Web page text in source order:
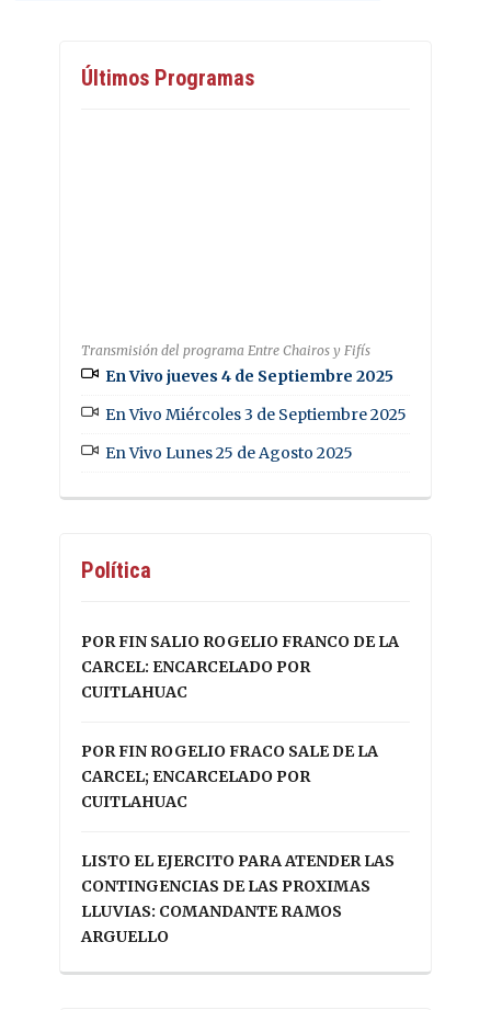
Últimos Programas
Transmisión del programa Entre Chairos y Fifís
En Vivo jueves 4 de Septiembre 2025
En Vivo Miércoles 3 de Septiembre 2025
En Vivo Lunes 25 de Agosto 2025
Política
POR FIN SALIO ROGELIO FRANCO DE LA
CARCEL: ENCARCELADO POR
CUITLAHUAC
POR FIN ROGELIO FRACO SALE DE LA
CARCEL; ENCARCELADO POR
CUITLAHUAC
LISTO EL EJERCITO PARA ATENDER LAS
CONTINGENCIAS DE LAS PROXIMAS
LLUVIAS: COMANDANTE RAMOS
ARGUELLO